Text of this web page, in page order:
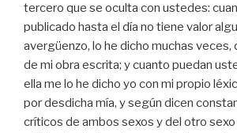
tercero que se oculta con ustedes:
publicado hasta el día no tiene valor
avergüenzo, lo he dicho muchas veces,
de mi obra escrita; y cuanto puedan
ella me lo he dicho yo con mi propio
por desdicha mía, y según dicen
críticos de ambos sexos y del otro